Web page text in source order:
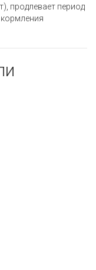
продлевает период